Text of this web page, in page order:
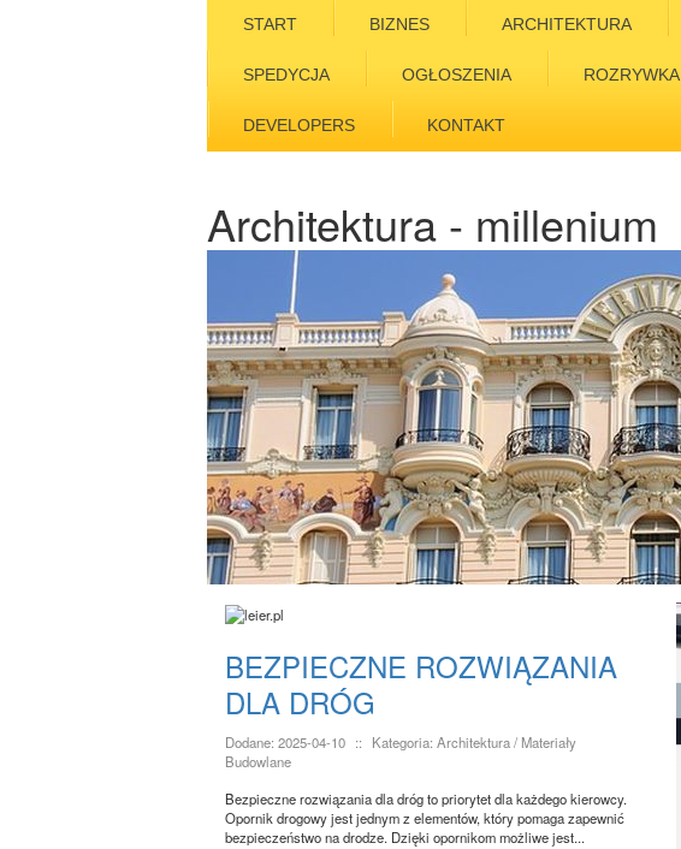
START BIZNES ARCHITEKTURA
SPEDYCJA OGŁOSZENIA ROZRYWKA
DEVELOPERS KONTAKT
Architektura - millenium
BEZPIECZNE ROZWIĄZANIA
DLA DRÓG
Dodane: 2025-04-10 ::
Kategoria: Architektura / Materiały
Budowlane
Bezpieczne rozwiązania dla dróg to priorytet dla każdego kierowcy.
Opornik drogowy jest jednym z elementów, który pomaga zapewnić
bezpieczeństwo na drodze. Dzięki opornikom możliwe jest...